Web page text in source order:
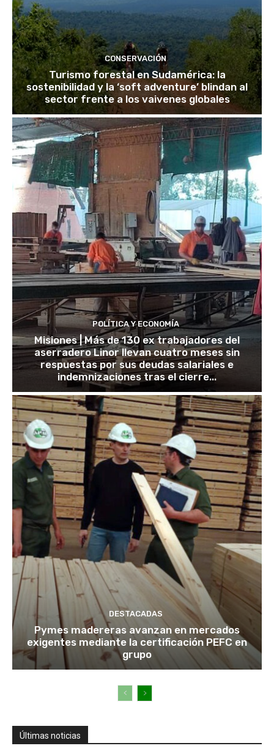
CONSERVACIÓN
Turismo forestal en Sudamérica: la
sostenibilidad y la ‘soft adventure’ blindan al
sector frente a los vaivenes globales
POLÍTICA Y ECONOMÍA
Misiones | Más de 130 ex trabajadores del
aserradero Linor llevan cuatro meses sin
respuestas por sus deudas salariales e
indemnizaciones tras el cierre...
DESTACADAS
Pymes madereras avanzan en mercados
exigentes mediante la certificación PEFC en
grupo
Últimas noticias